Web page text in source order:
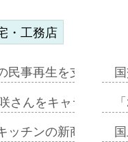
・工務店
民事再生を支援=ス
さんをキャラクタ
ッチンの新商品=「